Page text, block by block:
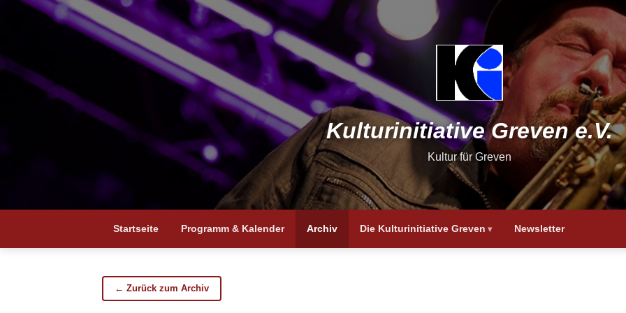
Kulturinitiative Greven e.V.
Kultur für Greven
Startseite Programm & Kalender Archiv Die Kulturinitiative Greven Newsletter
← Zurück zum Archiv